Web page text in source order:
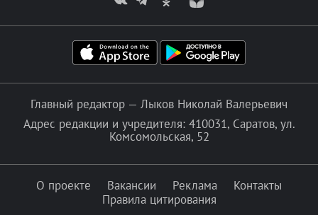
Главный редактор — Лыков Николай Валерьевич
Адрес редакции и учредителя: 410031, Саратов, ул.
Комсомольская, 52
О проекте Вакансии Реклама
Контакты
Правила цитирования